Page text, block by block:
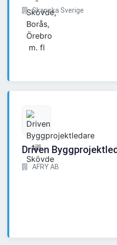
Skanska Sverige
Driven
AFRY AB